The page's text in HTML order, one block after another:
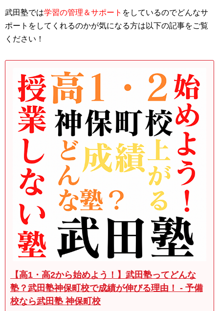
武田塾では学習の管理＆サポート をしているのでどんなサ
ポートをしてくれるのかが気になる方は以下の記事をご覧
ください！
【高1・高2から始めよう！】武田塾ってどんな
塾？武田塾神保町校で成績が伸びる理由！ - 予備
校なら武田塾 神保町校